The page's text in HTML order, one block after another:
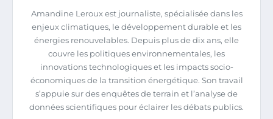
Amandine Leroux est journaliste, spécialisée dans les
enjeux climatiques, le développement durable et les
énergies renouvelables. Depuis plus de dix ans, elle
couvre les politiques environnementales, les
innovations technologiques et les impacts socio-
économiques de la transition énergétique. Son travail
s’appuie sur des enquêtes de terrain et l’analyse de
données scientifiques pour éclairer les débats publics.